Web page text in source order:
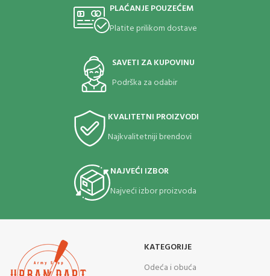
PLAĆANJE POUZEĆEM
Platite prilikom dostave
SAVETI ZA KUPOVINU
Podrška za odabir
KVALITETNI PROIZVODI
Najkvalitetniji brendovi
NAJVEĆI IZBOR
Najveći izbor proizvoda
KATEGORIJE
Odeća i obuća